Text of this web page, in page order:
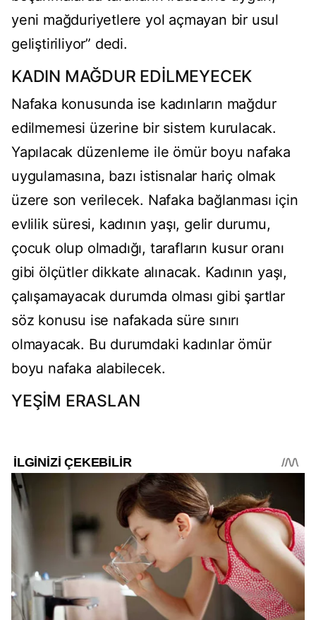
yeni mağduriyetlere yol açmayan bir usul
geliştiriliyor” dedi.
KADIN MAĞDUR EDİLMEYECEK
Nafaka konusunda ise kadınların mağdur
edilmemesi üzerine bir sistem kurulacak.
Yapılacak düzenleme ile ömür boyu nafaka
uygulamasına, bazı istisnalar hariç olmak
üzere son verilecek. Nafaka bağlanması için
evlilik süresi, kadının yaşı, gelir durumu,
çocuk olup olmadığı, tarafların kusur oranı
gibi ölçütler dikkate alınacak. Kadının yaşı,
çalışamayacak durumda olması gibi şartlar
söz konusu ise nafakada süre sınırı
olmayacak. Bu durumdaki kadınlar ömür
boyu nafaka alabilecek.
YEŞİM ERASLAN